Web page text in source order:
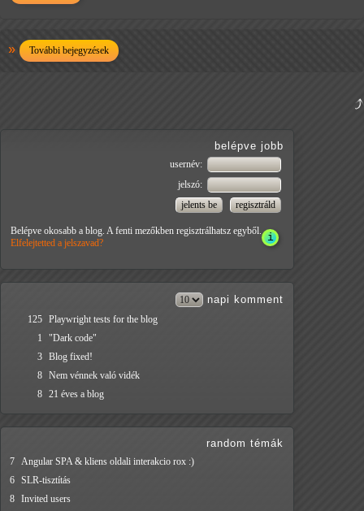
További bejegyzések
belépve jobb
usernév:
jelszó:
Belépve okosabb a blog. A fenti mezőkben regisztrálhatsz egyből.
Elfelejtetted a jelszavad?
napi komment
125 Playwright tests for the blog
1
"Dark code"
3 Blog fixed!
8 Nem vénnek való vidék
8 21 éves a blog
random témák
7 Angular SPA & kliens oldali interakcio rox :)
6 SLR-tisztítás
8 Invited users